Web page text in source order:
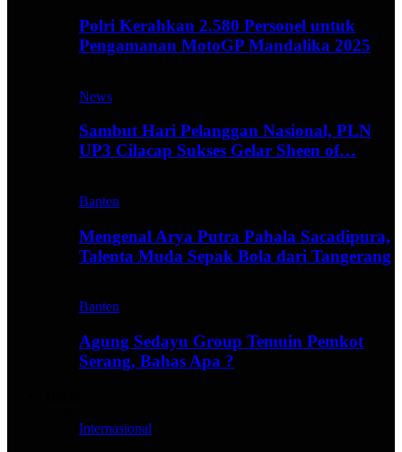
Polri Kerahkan 2.580 Personel untuk
Pengamanan MotoGP Mandalika 2025
News
Sambut Hari Pelanggan Nasional, PLN
UP3 Cilacap Sukses Gelar Sheen of…
Banten
Mengenal Arya Putra Pahala Sacadipura,
Talenta Muda Sepak Bola dari Tangerang
Banten
Agung Sedayu Group Temuin Pemkot
Serang, Bahas Apa ?
Internasional